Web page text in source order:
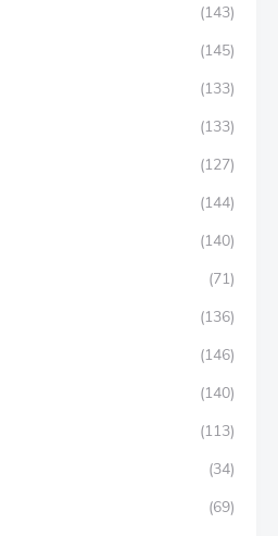
(143)
(145)
(133)
(133)
(127)
(144)
(140)
(71)
(136)
(146)
(140)
(113)
(34)
(69)